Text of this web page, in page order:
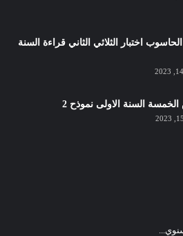
اختبار الثلاثي الثاني قراءة السنة
السنة الاولى نموذح 2